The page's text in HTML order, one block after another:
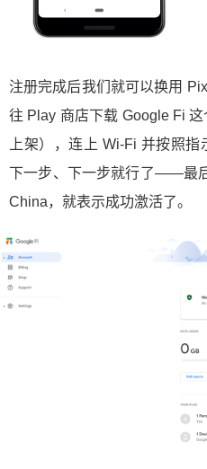
注册完成后我们就可以换用
往 Play 商店下载 Google Fi
上架），连上 Wi-Fi 并按照
下一步、下一步就行了——最
China，就表示成功激活了。